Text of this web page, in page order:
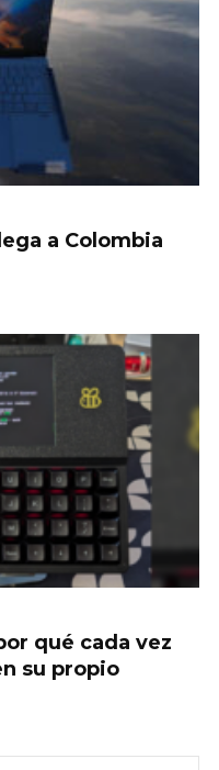
a Colombia
qué cada vez
su propio